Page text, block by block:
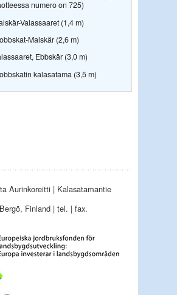
numero on 725)
Valassaaret (1,4 m)
Malskär (2,6 m)
Ebbskär (3,0 m)
kalasatama (3,5 m)
Aurinkoreitti | Kalasatamantie
Finland | tel. | fax.